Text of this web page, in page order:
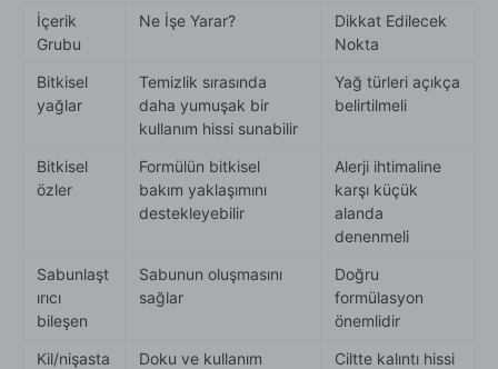
İçerik
Grubu
Ne İşe Yarar?
Dikkat Edilecek
Nokta
Bitkisel
yağlar
Temizlik sırasında
daha yumuşak bir
kullanım hissi sunabilir
Yağ türleri açıkça
belirtilmeli
Bitkisel
özler
Formülün bitkisel
bakım yaklaşımını
destekleyebilir
Alerji ihtimaline
karşı küçük
alanda
denenmeli
Sabunlaşt
ırıcı
bileşen
Sabunun oluşmasını
sağlar
Doğru
formülasyon
önemlidir
Kil/nişasta
Doku ve kullanım
Ciltte kalıntı hissi